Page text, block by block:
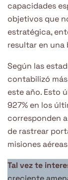
capacidades
objetivos que
estratégica,
resultar en una
Según las
contabilizó
este año. Esto
927% en los
corresponden
de rastrear
misiones
Tal vez te